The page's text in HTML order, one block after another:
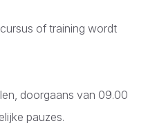
of training wordt
doorgaans van 09.00
pauzes.